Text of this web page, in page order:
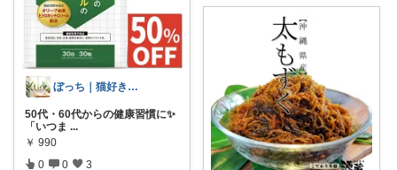
ぼっち｜猫好き57歳主婦の健康ライフ
50代・60代からの健康習慣に✨
「いつま ...
￥ 990
0 0 3